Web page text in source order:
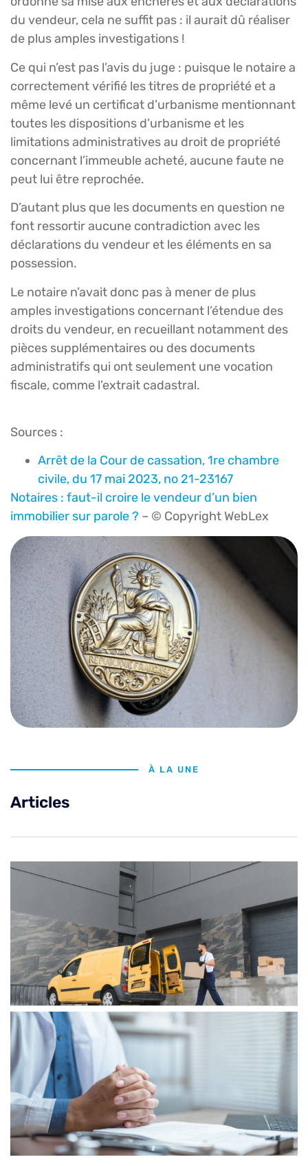
du vendeur, cela ne suffit pas : il aurait dû réaliser
de plus amples investigations !
Ce qui n’est pas l’avis du juge : puisque le notaire a
correctement vérifié les titres de propriété et a
même levé un certificat d’urbanisme mentionnant
toutes les dispositions d’urbanisme et les
limitations administratives au droit de propriété
concernant l’immeuble acheté, aucune faute ne
peut lui être reprochée.
D’autant plus que les documents en question ne
font ressortir aucune contradiction avec les
déclarations du vendeur et les éléments en sa
possession.
Le notaire n’avait donc pas à mener de plus
amples investigations concernant l’étendue des
droits du vendeur, en recueillant notamment des
pièces supplémentaires ou des documents
administratifs qui ont seulement une vocation
fiscale, comme l’extrait cadastral.
Sources :
Arrêt de la Cour de cassation, 1re chambre
civile, du 17 mai 2023, no 21-23167
Notaires : faut-il croire le vendeur d’un bien
immobilier sur parole ? – © Copyright WebLex
À LA UNE
Articles